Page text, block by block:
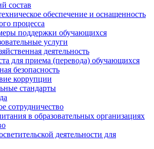
состав
обеспечение и оснащенность
процесса
поддержки обучающихся
услуги
деятельность
для приема (перевода) обучающихся
безопасность
коррупции
стандарты
сотрудничество
в образовательных организациях
деятельности для